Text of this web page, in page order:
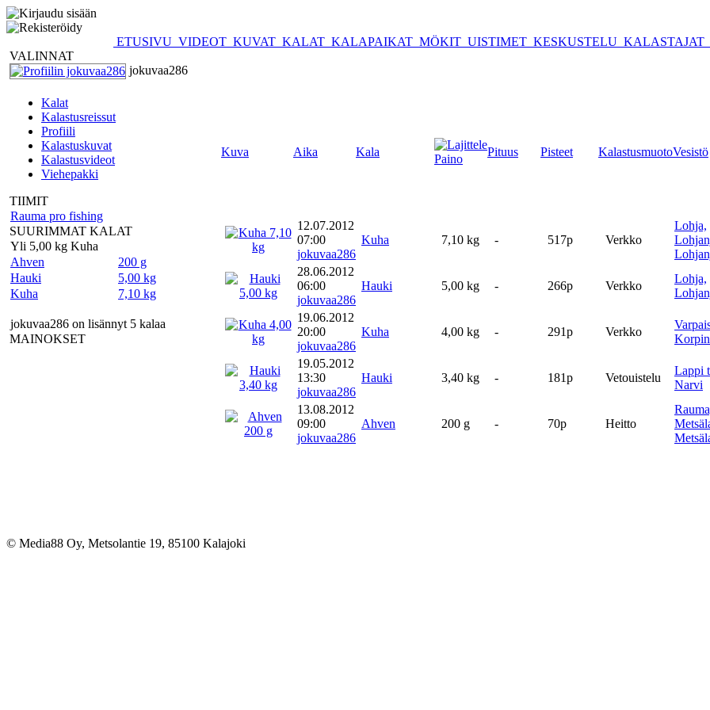
ETUSIVU VIDEOT KUVAT KALAT KALAPAIKAT MÖKIT UISTIMET KESKUSTELU KALASTAJAT
VALINNAT
jokuvaa286
Kalat
Kalastusreissut
Profiili
Kalastuskuvat
Kalastusvideot
Viehepakki
TIIMIT
Rauma pro fishing
SUURIMMAT KALAT
Yli 5,00 kg Kuha
Ahven
200 g
Hauki
5,00 kg
Kuha
7,10 kg
jokuvaa286 on lisännyt 5 kalaa
MAINOKSET
Kuva Aika Kala
Paino
Pituus Pisteet KalastusmuotoVesistö
12.07.2012
07:00
jokuvaa286
Kuha 7,10 kg - 517p Verkko
Lohja,
28.06.2012
06:00
jokuvaa286
Hauki 5,00 kg - 266p Verkko
Lohja,
19.06.2012
20:00
jokuvaa286
Kuha 4,00 kg - 291p Verkko
19.05.2012
13:30
jokuvaa286
Hauki 3,40 kg - 181p Vetouistelu
Lappi
Narvi
13.08.2012
09:00
jokuvaa286
Ahven 200 g - 70p Heitto
© Media88 Oy, Metsolantie 19, 85100 Kalajoki